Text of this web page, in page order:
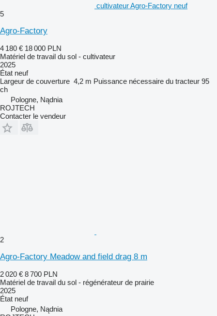
cultivateur Agro-Factory neuf
5
Agro-Factory
4 180 € 18 000 PLN
Matériel de travail du sol - cultivateur
2025
État neuf
Largeur de couverture 4,2 m Puissance nécessaire du tracteur 95
ch
Pologne, Nądnia
ROJTECH
Contacter le vendeur
2
Agro-Factory Meadow and field drag 8 m
2 020 € 8 700 PLN
Matériel de travail du sol - régénérateur de prairie
2025
État neuf
Pologne, Nądnia